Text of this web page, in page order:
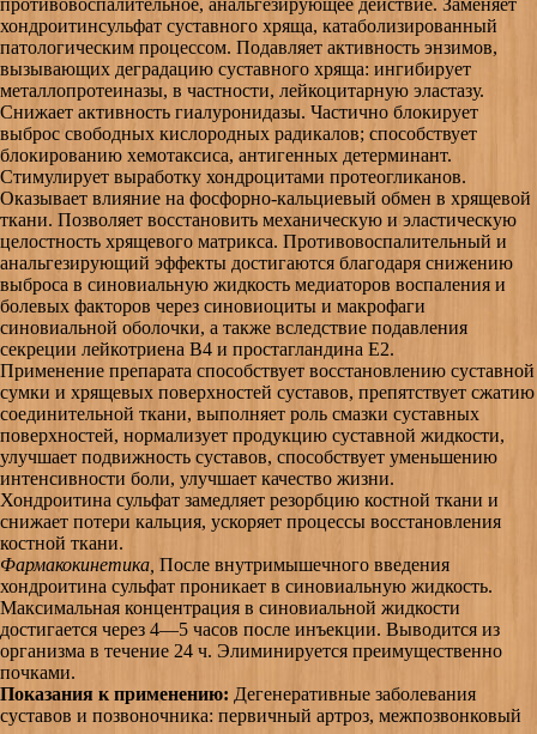
противовоспалительное, анальгезирующее действие. Заменяет
хондроитинсульфат суставного хряща, катаболизированный
патологическим процессом. Подавляет активность энзимов,
вызывающих деградацию суставного хряща: ингибирует
металлопротеиназы, в частности, лейкоцитарную эластазу.
Снижает активность гиалуронидазы. Частично блокирует
выброс свободных кислородных радикалов; способствует
блокированию хемотаксиса, антигенных детерминант.
Стимулирует выработку хондроцитами протеогликанов.
Оказывает влияние на фосфорно-кальциевый обмен в хрящевой
ткани. Позволяет восстановить механическую и эластическую
целостность хрящевого матрикса. Противовоспалительный и
анальгезирующий эффекты достигаются благодаря снижению
выброса в синовиальную жидкость медиаторов воспаления и
болевых факторов через синовиоциты и макрофаги
синовиальной оболочки, а также вследствие подавления
секреции лейкотриена B4 и простагландина E2.
Применение препарата способствует восстановлению суставной
сумки и хрящевых поверхностей суставов, препятствует сжатию
соединительной ткани, выполняет роль смазки суставных
поверхностей, нормализует продукцию суставной жидкости,
улучшает подвижность суставов, способствует уменьшению
интенсивности боли, улучшает качество жизни.
Хондроитина сульфат замедляет резорбцию костной ткани и
снижает потери кальция, ускоряет процессы восстановления
костной ткани.
Фармакокинетика, После внутримышечного введения
хондроитина сульфат проникает в синовиальную жидкость.
Максимальная концентрация в синовиальной жидкости
достигается через 4—5 часов после инъекции. Выводится из
организма в течение 24 ч. Элиминируется преимущественно
почками.
Показания к применению: Дегенеративные заболевания
суставов и позвоночника: первичный артроз, межпозвонковый